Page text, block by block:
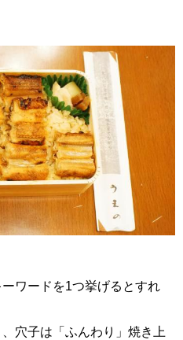
ワードを1つ挙げるとすれ
穴子は「ふんわり」焼き上